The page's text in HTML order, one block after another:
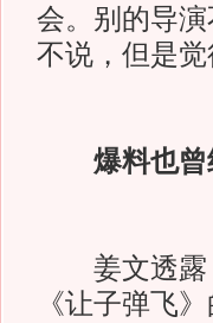
会。别的导
不说，但是
爆料也
姜文透露，
《让子弹飞